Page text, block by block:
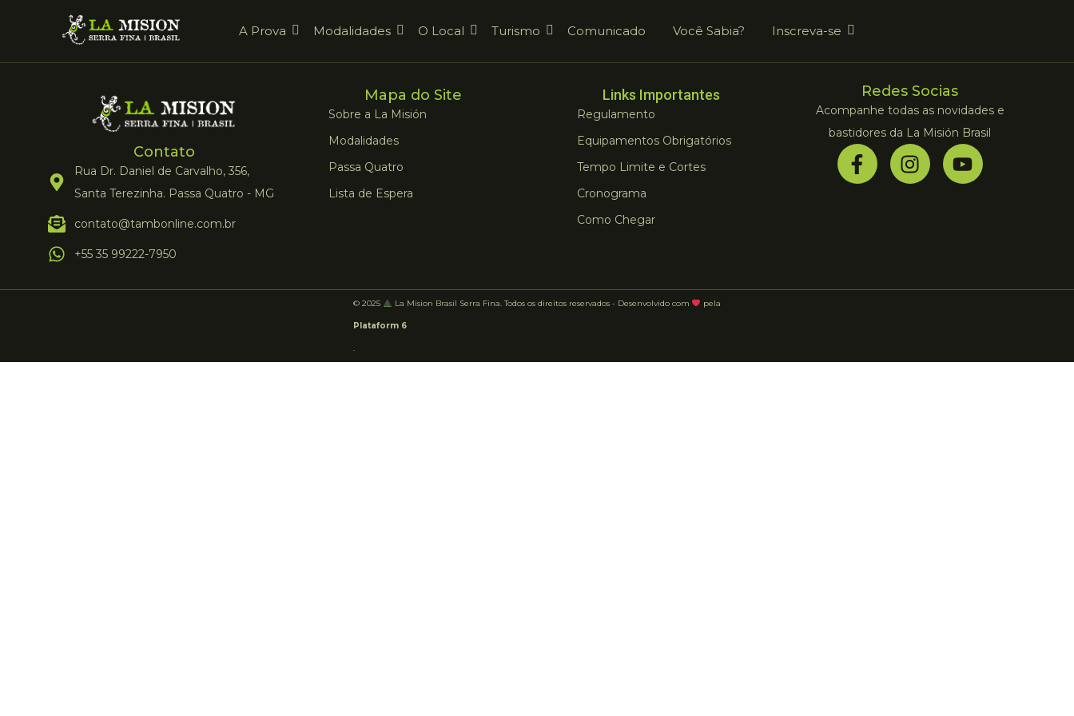
A Prova Modalidades O Local Turismo Comunicado Você Sabia? Inscreva-se
Contato
Rua Dr. Daniel de Carvalho, 356,
Santa Terezinha. Passa Quatro - MG
contato@tambonline.com.br
+55 35 99222-7950
Mapa do Site
Sobre a La Misión
Modalidades
Passa Quatro
Lista de Espera
Links Importantes
Regulamento
Equipamentos Obrigatórios
Tempo Limite e Cortes
Cronograma
Como Chegar
Redes Socias
Acompanhe todas as novidades e
bastidores da La Misión Brasil
© 2025 La Mision Brasil Serra Fina. Todos os direitos reservados - Desenvolvido com pela
Plataform 6
.